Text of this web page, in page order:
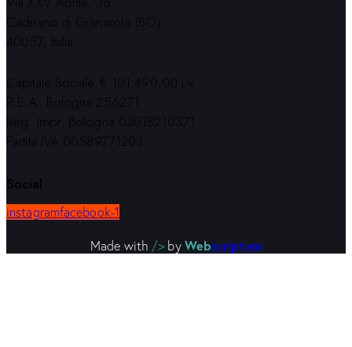
Cadriano di Granarolo (BO)
40057, Italia
Capitale Sociale € 101.490,00 i.v.
R.E.A. Bologna 256271
Reg. Impr. Bologna 03018210371
Partita IVA 00589771203
Social
instagramfacebook-1
Made with /> by Webscriptum